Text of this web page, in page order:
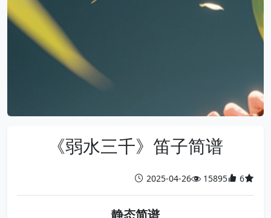
《弱水三千》笛子简谱
2025-04-26 15895 6
静态简谱